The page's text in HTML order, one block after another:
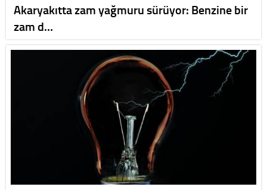
Akaryakıtta zam yağmuru sürüyor: Benzine bir
zam d…